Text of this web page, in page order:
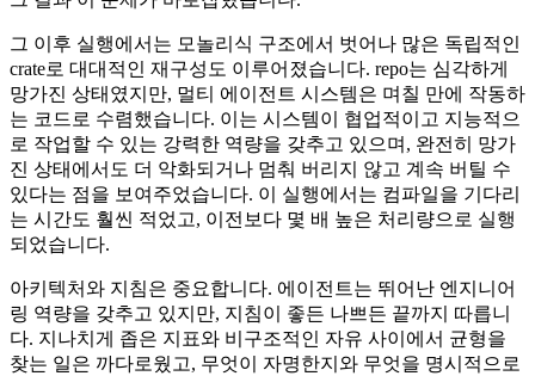
그 이후 실행에서는 모놀리식 구조에서 벗어나 많은 독립적인
crate로 대대적인 재구성도 이루어졌습니다. repo는 심각하게
망가진 상태였지만, 멀티 에이전트 시스템은 며칠 만에 작동하
는 코드로 수렴했습니다. 이는 시스템이 협업적이고 지능적으
로 작업할 수 있는 강력한 역량을 갖추고 있으며, 완전히 망가
진 상태에서도 더 악화되거나 멈춰 버리지 않고 계속 버틸 수
있다는 점을 보여주었습니다. 이 실행에서는 컴파일을 기다리
는 시간도 훨씬 적었고, 이전보다 몇 배 높은 처리량으로 실행
되었습니다.
아키텍처와 지침은 중요합니다. 에이전트는 뛰어난 엔지니어
링 역량을 갖추고 있지만, 지침이 좋든 나쁘든 끝까지 따릅니
다. 지나치게 좁은 지표와 비구조적인 자유 사이에서 균형을
찾는 일은 까다로웠고, 무엇이 자명한지와 무엇을 명시적으로